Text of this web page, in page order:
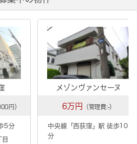
円）
5分
メゾンヴァンセーヌ
6万円 （管理費:-）
中央線「 西荻窪 」駅 徒歩10
分